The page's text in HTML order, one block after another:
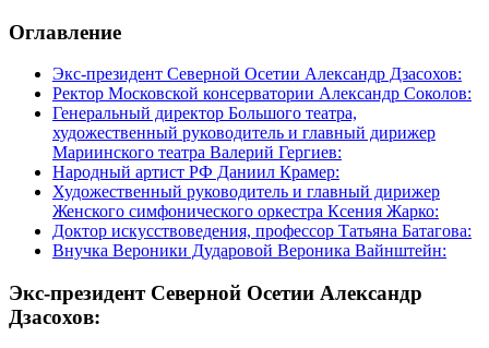
Оглавление
Экс-президент Северной Осетии Александр Дзасохов:
Ректор Московской консерватории Александр Соколов:
Генеральный директор Большого театра,
художественный руководитель и главный дирижер
Мариинского театра Валерий Гергиев:
Народный артист РФ Даниил Крамер:
Художественный руководитель и главный дирижер
Женского симфонического оркестра Ксения Жарко:
Доктор искусствоведения, профессор Татьяна Батагова:
Внучка Вероники Дударовой Вероника Вайнштейн:
Экс-президент Северной Осетии Александр
Дзасохов: